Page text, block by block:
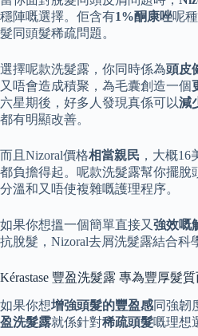
穩陣嘅選擇。佢含有1%酮康唑呢
髮同頭髮稀疏問題。
選擇呢款洗髮露，你同時係為頭皮
又唔會造成積聚，為毛囊創造一個
六星期後，好多人發現真係可以減
都有明顯改善。
而且Nizoral價格相當親民 ，大概
都負擔得起。呢款洗髮露幫你擺脫
分溫和又唔使複雜嘅護理程序。
如果你想搵一個簡單直接又 強效嘅
抗脫髮，Nizoral去屑洗髮露結合科
Kérastase 豐盈洗髮露 專為豐厚髮
如果你想增強頭髮的豐盈感同強韌
盈洗髮露就係針對稀疏頭髮嘅理想